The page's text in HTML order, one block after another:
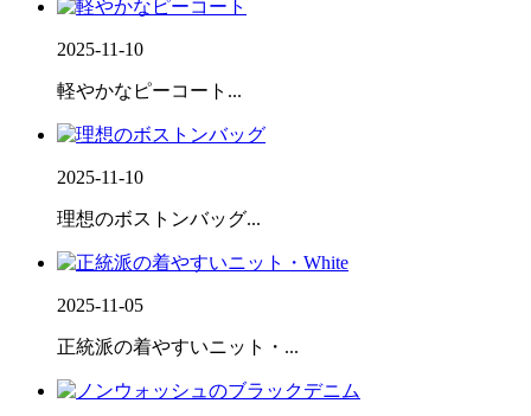
2025-11-10
軽やかなピーコート...
2025-11-10
理想のボストンバッグ...
2025-11-05
正統派の着やすいニット・...